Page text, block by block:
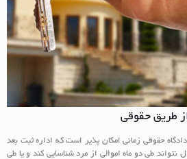
طریق حقوقی
حقوقی زمانی امکان پذیر است که اداره ثبت بعد
نتواند طی دو ماه اموالی از مرد شناسایی کند و یا طی